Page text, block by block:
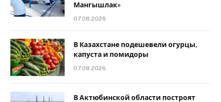
Мангышлак»
07.08.2026
В Казахстане подешевели огурцы,
капуста и помидоры
07.08.2026
В Актюбинской области построят